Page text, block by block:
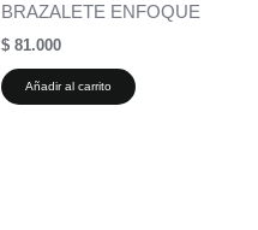
BRAZALETE ENFOQUE
$ 81.000
Añadir al carrito